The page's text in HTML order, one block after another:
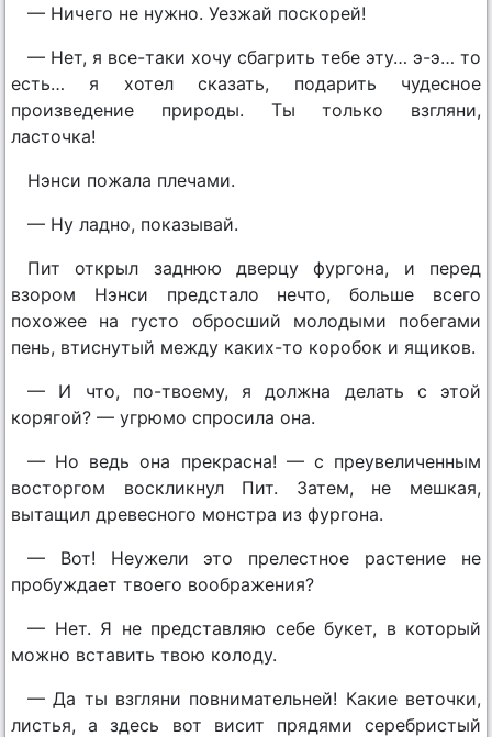
— Ничего не нужно. Уезжай поскорей!
— Нет, я все-таки хочу сбагрить тебе эту… э-э… то
есть… я хотел сказать, подарить чудесное
произведение природы. Ты только взгляни,
ласточка!
Нэнси пожала плечами.
— Ну ладно, показывай.
Пит открыл заднюю дверцу фургона, и перед
взором Нэнси предстало нечто, больше всего
похожее на густо обросший молодыми побегами
пень, втиснутый между каких-то коробок и ящиков.
— И что, по-твоему, я должна делать с этой
корягой? — угрюмо спросила она.
— Но ведь она прекрасна! — с преувеличенным
восторгом воскликнул Пит. Затем, не мешкая,
вытащил древесного монстра из фургона.
— Вот! Неужели это прелестное растение не
пробуждает твоего воображения?
— Нет. Я не представляю себе букет, в который
можно вставить твою колоду.
— Да ты взгляни повнимательней! Какие веточки,
листья, а здесь вот висит прядями серебристый